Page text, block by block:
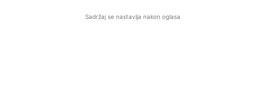
Sadržaj se nastavlja nakon oglasa